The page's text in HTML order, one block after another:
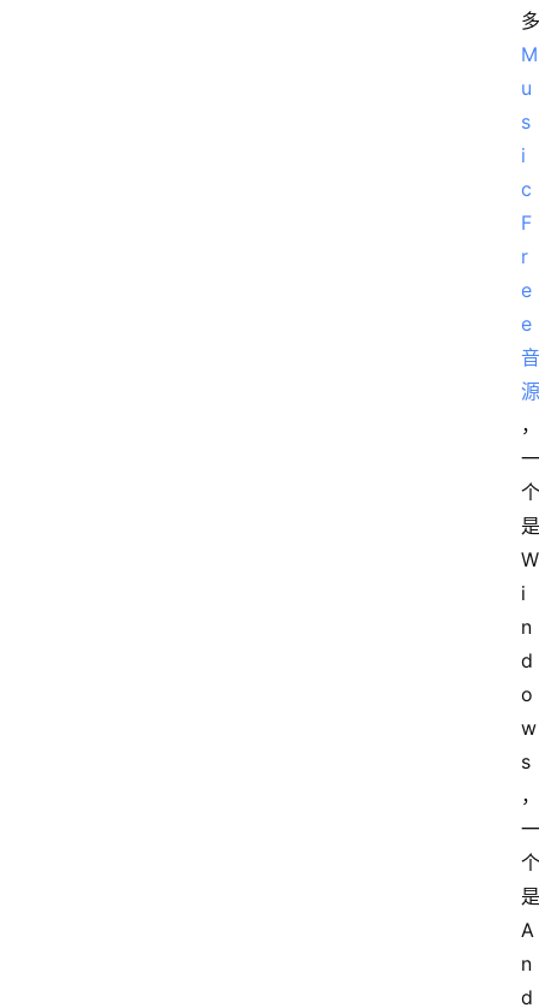
多
M
u
s
i
c
F
r
e
e
音
源
，
一
个
是
W
i
n
d
o
w
s
，
一
个
是
A
n
d